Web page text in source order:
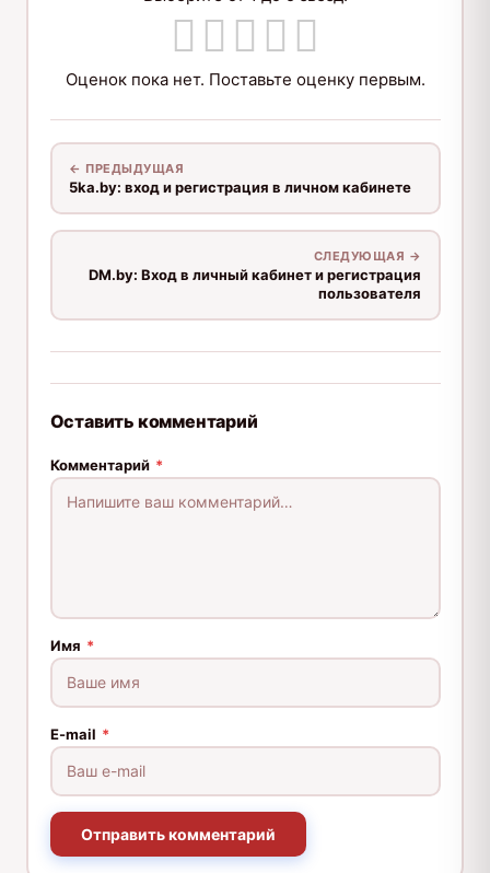
Оценок пока нет. Поставьте оценку первым.
← ПРЕДЫДУЩАЯ
5ka.by: вход и регистрация в личном кабинете
СЛЕДУЮЩАЯ →
DM.by: Вход в личный кабинет и регистрация
пользователя
Оставить комментарий
Комментарий *
Имя *
E-mail *
Отправить комментарий